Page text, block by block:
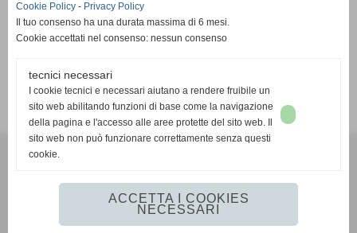
SCHEDA-CALENDARIO E RISULTATI-CLASSIFICA
Realizzazione siti web www.sitoper.it
Cookie Policy - Privacy Policy
Il tuo consenso ha una durata massima di 6 mesi.
Cookie accettati nel consenso: nessun consenso
tecnici necessari
I cookie tecnici e necessari aiutano a rendere fruibile un
sito web abilitando funzioni di base come la navigazione
della pagina e l'accesso alle aree protette del sito web. Il
sito web non può funzionare correttamente senza questi
cookie.
ACCETTA I COOKIES
NECESSARI